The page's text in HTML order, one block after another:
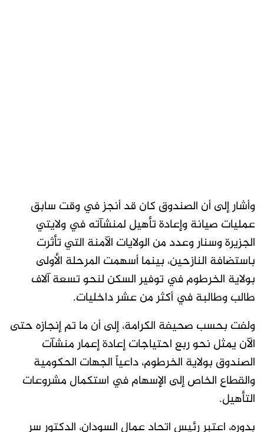
وأشار إلى أن الصندوق كان قد أنجز في وقت سابق
عمليات صيانة وإعادة تأهيل لمنشآته في ولايتي
الجزيرة وسنار وعدد من الولايات الآمنة التي تأثرت
باستضافة النازحين، بينما أسهمت المرحلة الأولى
بولاية الخرطوم في توفير السكن لنحو تسعة آلاف
طالب وطالبة في أكثر من عشر داخليات.
ولفت بحسب صحيفة الكرامة، إلى أن ما تم إنجازه حتى
الآن يمثل نحو ربع احتياجات إعادة إعمار منشآت
الصندوق بولاية الخرطوم، داعياً الجهات الحكومية
والقطاع الخاص إلى الإسهام في استكمال مشروعات
التأهيل.
بدوره، اعتبر رئيس اتحاد عمال السودان، الدكتور سر